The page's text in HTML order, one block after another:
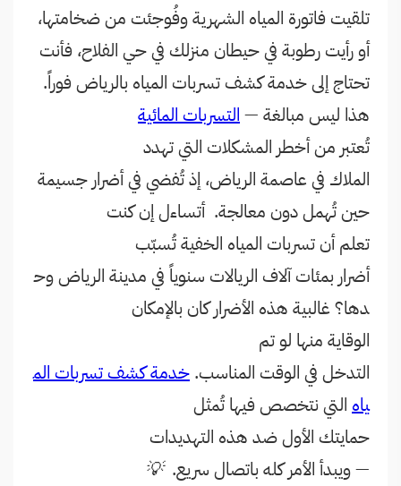
تلقيت فاتورة المياه الشهرية وفُوجئت من ضخامتها،
أو رأيت رطوبة في حيطان منزلك في حي الفلاح، فأنت
تحتاج إلى خدمة كشف تسربات المياه بالرياض فوراً.
هذا ليس مبالغة — التسربات المائية
تُعتبر من أخطر المشكلات التي تهدد
الملاك في عاصمة الرياض، إذ تُفضي في أضرار جسيمة
حين تُهمل دون معالجة. أتساءل إن كنت
تعلم أن تسربات المياه الخفية تُسبّب
أضرار بمئات آلاف الريالات سنوياً في مدينة الرياض وح
دها؟ غالبية هذه الأضرار كان بالإمكان
الوقاية منها لو تم
التدخل في الوقت المناسب. خدمة كشف تسربات الم
ياه التي نتخصص فيها تُمثل
حمايتك الأول ضد هذه التهديدات
— ويبدأ الأمر كله باتصال سريع. 💡